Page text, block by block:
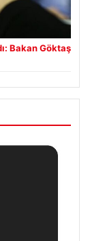
Bakan Göktaş